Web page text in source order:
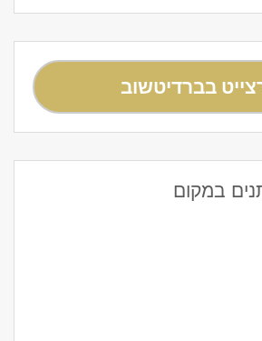
בברדיטשוב
במקום